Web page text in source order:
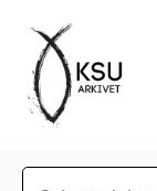
Søk